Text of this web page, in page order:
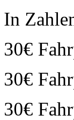
In
30€
30€
30€